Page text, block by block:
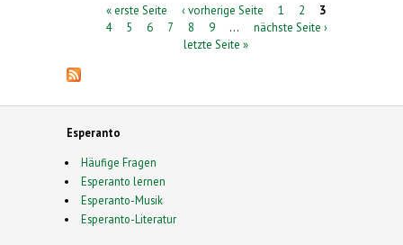
Seiten« erste Seite ‹ vorherige Seite 1 2
3
4
5 6 7 8 9 …
nächste Seite ›
letzte Seite »
Esperanto
Häufige Fragen
Esperanto lernen
Esperanto-Musik
Esperanto-Literatur